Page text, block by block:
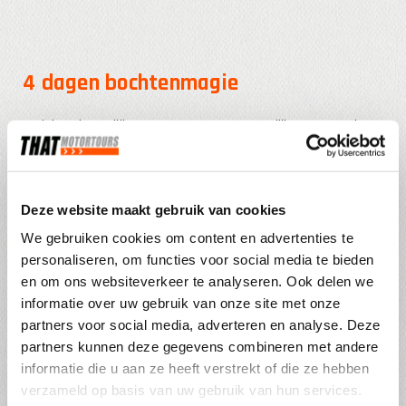
Deze website maakt gebruik van cookies
We gebruiken cookies om content en advertenties te
personaliseren, om functies voor social media te bieden
en om ons websiteverkeer te analyseren. Ook delen we
informatie over uw gebruik van onze site met onze
partners voor social media, adverteren en analyse. Deze
partners kunnen deze gegevens combineren met andere
informatie die u aan ze heeft verstrekt of die ze hebben
verzameld op basis van uw gebruik van hun services.
4 dagen bochtenmagie
De juiste ingrediënten voor een onvergetelijke groepsreis
zijn drie zaken: perfecte, afwisselende routes, een goed
hotel en een tourguide die de hele reis klaarstaat voor jou.
nieuwe tour naar de Eifel te ontwikkelen, leek dat in eerste
instantie niet zo moeilijk. Als Zuid-Limburgers zijn we
opgegroeid met de motor in de Nordeifel, Schneifel en
vooral de Vulkaneifel. “Dat fixen we wel”, was de gedachte.
Maar de uitdaging was om een tour te creëren die zo min
mogelijk overlap zou hebben met de al bestaande routes
door de Eifel. Meer dan 30 THAT-routes kronkelen al door de
Eifel, een spaghetti van stuurwegen die elke motorrijder